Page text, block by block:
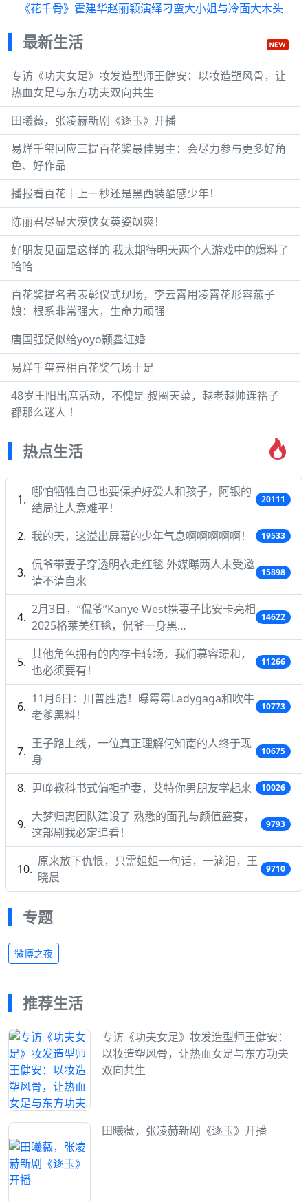
《花千骨》霍建华赵丽颖演绎刁蛮大小姐与冷面大木头
最新生活
专访《功夫女足》妆发造型师王健安：以妆造塑风骨，让
热血女足与东方功夫双向共生
田曦薇，张凌赫新剧《逐玉》开播
易烊千玺回应三提百花奖最佳男主：会尽力参与更多好角
色、好作品
播报看百花｜上一秒还是黑西装酷感少年！
陈丽君尽显大漠侠女英姿飒爽！
好朋友见面是这样的 我太期待明天两个人游戏中的爆料了
哈哈
百花奖提名者表彰仪式现场，李云霄用凌霄花形容燕子
娘：根系非常强大，生命力顽强
唐国强疑似给yoyo颢鑫证婚
易烊千玺亮相百花奖气场十足
48岁王阳出席活动，不愧是 叔圈天菜，越老越帅连褶子
都那么迷人 ！
热点生活
哪怕牺牲自己也要保护好爱人和孩子，阿银的
结局让人意难平！
20111
我的天，这溢出屏幕的少年气息啊啊啊啊啊！ 19533
侃爷带妻子穿透明衣走红毯 外媒曝两人未受邀
请不请自来
15898
2月3日，“侃爷”Kanye West携妻子比安卡亮相
2025格莱美红毯，侃爷一身黑…
14622
其他角色拥有的内存卡转场，我们慕容璟和，
也必须要有！
11266
11月6日：川普胜选！曝霉霉Ladygaga和吹牛
老爹黑料！
10773
王子路上线，一位真正理解何知南的人终于现
身
10675
尹峥教科书式偏袒护妻，艾特你男朋友学起来 10026
大梦归离团队建设了 熟悉的面孔与颜值盛宴，
这部剧我必定追看！
9793
原来放下仇恨，只需姐姐一句话，一滴泪，王
晓晨
9710
专题
微博之夜
推荐生活
专访《功夫女足》妆发造型师王健安：
以妆造塑风骨，让热血女足与东方功夫
双向共生
田曦薇，张凌赫新剧《逐玉》开播